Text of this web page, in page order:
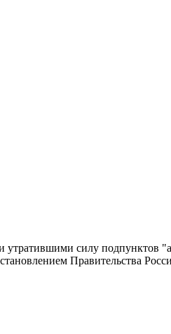
утратившими силу подпунктов
Правительства